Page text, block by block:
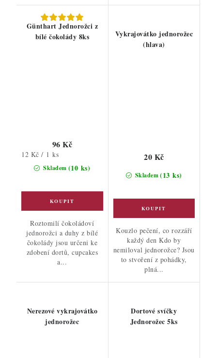
Günthart Jednorožci z
bílé čokolády 8ks
Skladem (10 ks)
96 Kč
Měrná
cena:
12 Kč / 1 ks
Roztomilí čokoládoví
jednorožci a duhy z bílé
čokolády jsou určeni ke
zdobení dortů, cupcakes
a...
Vykrajovátko jednorožec
(hlava)
Skladem(13 ks)
20 Kč
Kouzlo pečení, co rozzáří
každý den Kdo by
nemiloval jednorožce? Jsou
to stvoření z pohádky,
plná...
Nerezové vykrajovátko
jednorožec
Dortové svíčky
Jednorožec 5ks